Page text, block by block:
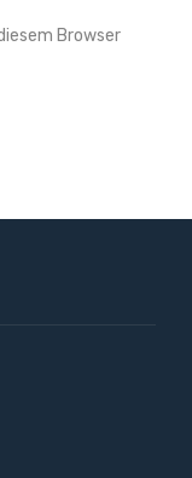
Browser